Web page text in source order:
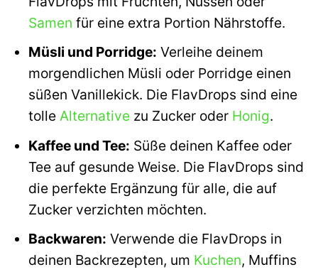
Samen für eine extra Portion Nährstoffe.
Müsli und Porridge: Verleihe deinem
morgendlichen Müsli oder Porridge einen
süßen Vanillekick. Die FlavDrops sind eine
tolle Alternativezu Zucker oder Honig.
Kaffee und Tee: Süße deinen Kaffee oder
Tee auf gesunde Weise. Die FlavDrops sind
die perfekte Ergänzung für alle, die auf
Zucker verzichten möchten.
Backwaren: Verwende die FlavDrops in
deinen Backrezepten, um Kuchen, Muffins